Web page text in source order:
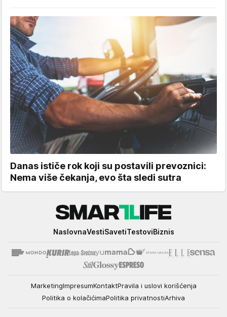
Danas ističe rok koji su postavili prevoznici:
Nema više čekanja, evo šta sledi sutra
NaslovnaVestiSavetiTestoviBiznis
MarketingImpresumKontaktPravila i uslovi korišćenja
Politika o kolačićimaPolitika privatnostiArhiva